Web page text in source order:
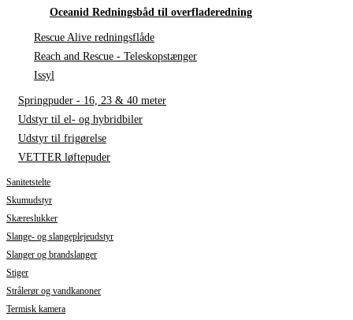
Oceanid Redningsbåd til overfladeredning
Rescue Alive redningsflåde
Reach and Rescue - Teleskopstænger
Issyl
Springpuder - 16, 23 & 40 meter
Udstyr til el- og hybridbiler
Udstyr til frigørelse
VETTER løftepuder
Sanitetstelte
Skumudstyr
Skæreslukker
Slange- og slangeplejeudstyr
Slanger og brandslanger
Stiger
Strålerør og vandkanoner
Termisk kamera